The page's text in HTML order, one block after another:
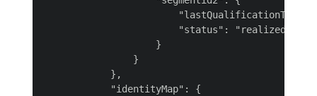
                        "status": "realized"
                    }
                }
            },
            "identityMap": {